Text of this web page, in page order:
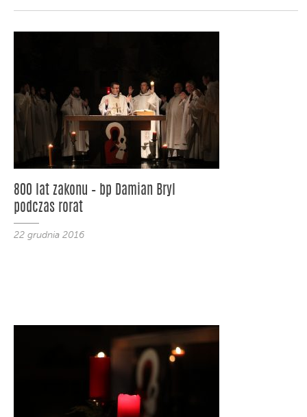
800 lat zakonu – bp Damian Bryl
podczas rorat
22 grudnia 2016